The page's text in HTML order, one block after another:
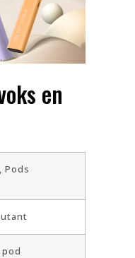
en
Pods